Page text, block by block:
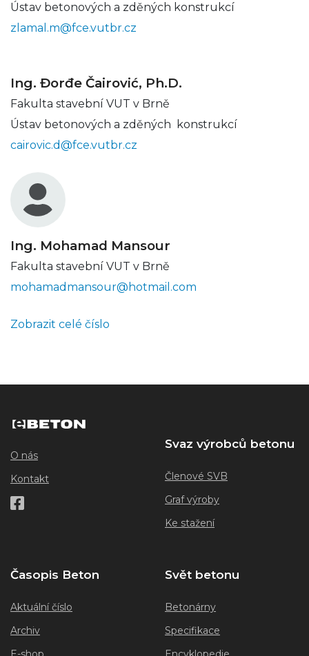
Ústav betonových a zděných konstrukcí
zlamal.m@fce.vutbr.cz
Ing. Đorđe Čairović, Ph.D.
Fakulta stavební VUT v Brně
Ústav betonových a zděných konstrukcí
cairovic.d@fce.vutbr.cz
Ing. Mohamad Mansour
Fakulta stavební VUT v Brně
mohamadmansour@hotmail.com
Zobrazit celé číslo
O nás
Kontakt
Svaz výrobců betonu
Členové SVB
Graf výroby
Ke stažení
Časopis Beton
Aktuální číslo
Archiv
Svět betonu
Betonárny
Specifikace